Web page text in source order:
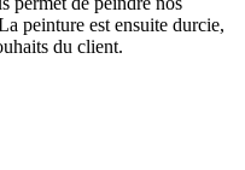
peinture est ensuite durcie,
du client.